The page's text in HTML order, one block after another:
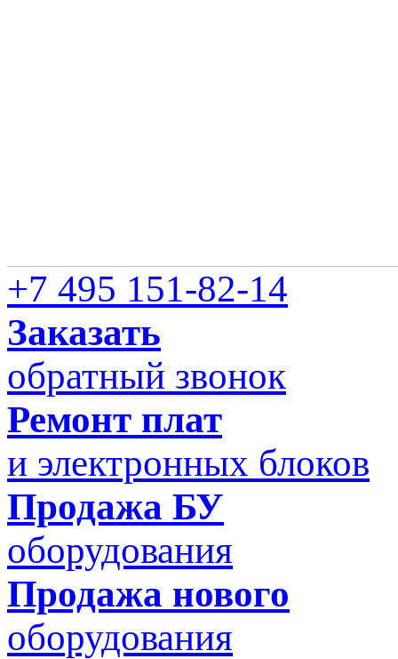
+7 495 151-82-14
Заказать
обратный звонок
Ремонт плат
и электронных блоков
Продажа БУ
оборудования
Продажа нового
оборудования